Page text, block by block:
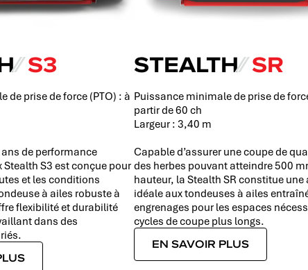
⁄⁄ S3
de prise de force (PTO) : à
de performance
Stealth S3 est conçue pour
et les conditions
à ailes robuste à
flexibilité et durabilité
dans des
STEALTH⁄⁄ SR
Puissance minimale de prise de
partir de 60 ch
Largeur : 3,40 m
Capable d’assurer une coupe de
des herbes pouvant atteindre 500
hauteur, la Stealth SR constitue une
idéale aux tondeuses à ailes
engrenages pour les espaces
cycles de coupe plus longs.
EN SAVOIR PLUS